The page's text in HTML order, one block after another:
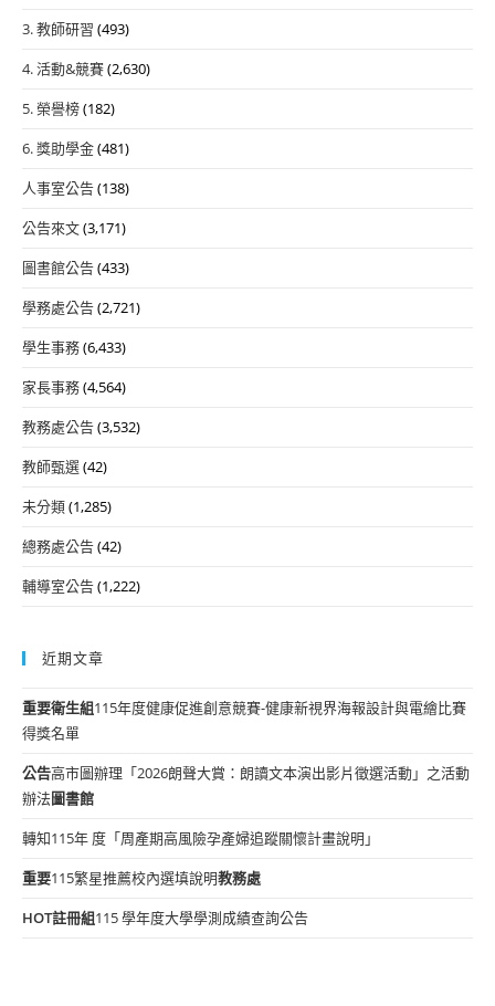
3. 教師研習 (493)
4. 活動&競賽(2,630)
5. 榮譽榜(182)
6. 獎助學金(481)
人事室公告(138)
公告來文(3,171)
圖書館公告(433)
學務處公告(2,721)
學生事務(6,433)
家長事務(4,564)
教務處公告(3,532)
教師甄選(42)
未分類(1,285)
總務處公告(42)
輔導室公告(1,222)
近期文章
重要衛生組115年度健康促進創意競賽-健康新視界海報設計與電繪比賽
得獎名單
公告高市圖辦理「2026朗聲大賞：朗讀文本演出影片徵選活動」之活動
辦法圖書館
轉知115年 度「周產期高風險孕產婦追蹤關懷計畫說明」
重要115繁星推薦校內選填說明教務處
HOT註冊組115 學年度大學學測成績查詢公告